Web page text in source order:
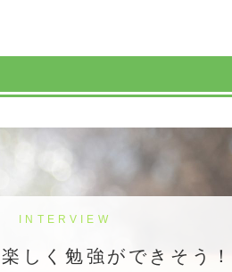
INTERVIEW
楽しく勉強ができそう！